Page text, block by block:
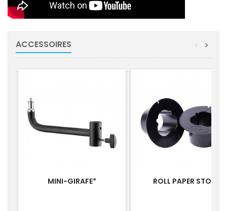
ACCESSOIRES >
<
MINI-GIRAFE* ROLL PAPER STOP